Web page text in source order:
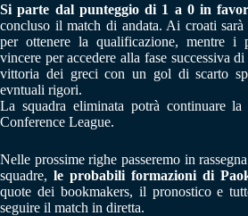
Si parte dal punteggio di 1 a 0 in
concluso il match di andata. Ai croati
per ottenere la qualificazione, mentre i
vincere per accedere alla fase successiva
vittoria dei greci con un gol di scarto
evntuali rigori.
La squadra eliminata potrà continuare
Conference League.
Nelle prossime righe passeremo in
squadre, le probabili formazioni di
quote dei bookmakers, il pronostico e
seguire il match in diretta.